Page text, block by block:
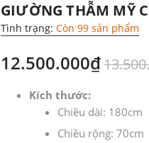
GIƯỜNG THẪM MỸ
Tình trạng: Còn 99 sản phẩm
12.500.000₫
Kích thước:
Chiều dài: 180cm
Chiều rộng: 70cm